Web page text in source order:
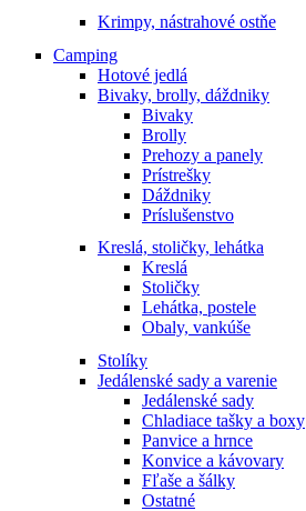
Krimpy, nástrahové ostňe
Camping
Hotové jedlá
Bivaky, brolly, dáždniky
Bivaky
Brolly
Prehozy a panely
Prístrešky
Dáždniky
Príslušenstvo
Kreslá, stoličky, lehátka
Kreslá
Stoličky
Lehátka, postele
Obaly, vankúše
Stolíky
Jedálenské sady a varenie
Jedálenské sady
Chladiace tašky a boxy
Panvice a hrnce
Konvice a kávovary
Fľaše a šálky
Ostatné